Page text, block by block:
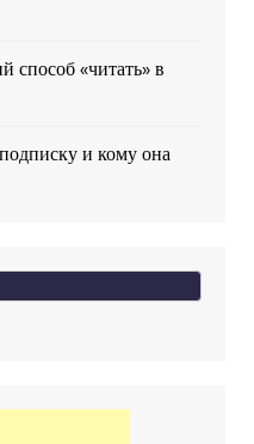
«читать» в
и кому она